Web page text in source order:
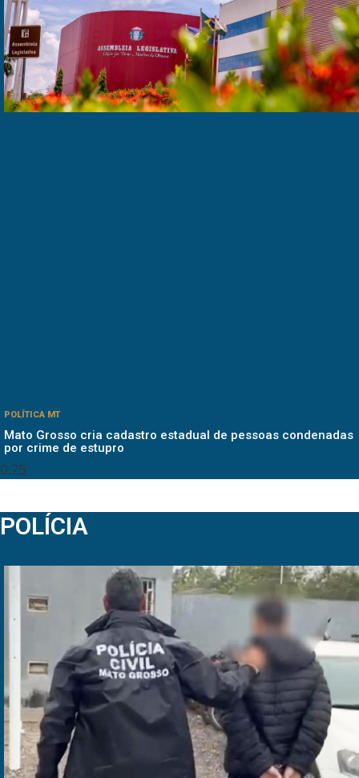
POLÍTICA MT
Mato Grosso cria cadastro estadual de pessoas condenadas
por crime de estupro
POLÍCIA